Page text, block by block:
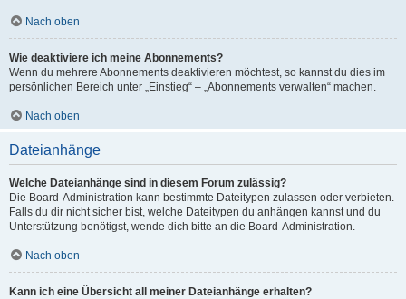
Nach oben
Wie deaktiviere ich meine Abonnements?
Wenn du mehrere Abonnements deaktivieren möchtest, so kannst du dies im
persönlichen Bereich unter „Einstieg“ – „Abonnements verwalten“ machen.
Nach oben
Dateianhänge
Welche Dateianhänge sind in diesem Forum zulässig?
Die Board-Administration kann bestimmte Dateitypen zulassen oder verbieten.
Falls du dir nicht sicher bist, welche Dateitypen du anhängen kannst und du
Unterstützung benötigst, wende dich bitte an die Board-Administration.
Nach oben
Kann ich eine Übersicht all meiner Dateianhänge erhalten?